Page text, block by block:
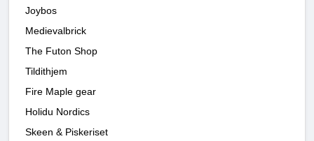
Joybos
Medievalbrick
The Futon Shop
Tildithjem
Fire Maple gear
Holidu Nordics
Skeen & Piskeriset